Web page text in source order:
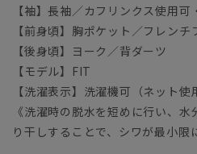
【袖】長袖／カフリンクス使用可
【前身頃】胸ポケット／フレンチ
【後身頃】ヨーク／背ダーツ
【モデル】FIT
【洗濯表示】洗濯機可（ネット使
《洗濯時の脱水を短めに行い、
り干しすることで、シワが最小限